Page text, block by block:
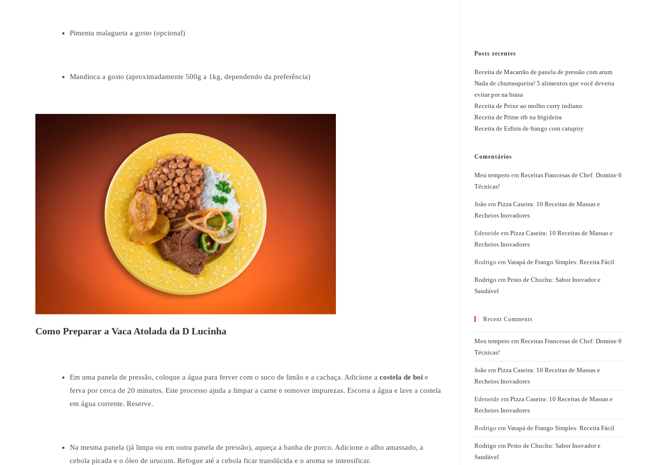
Pimenta malagueta a gosto (opcional)
Mandioca a gosto (aproximadamente 500g a 1kg, dependendo da preferência)
Como Preparar a Vaca Atolada da D Lucinha
Em uma panela de pressão, coloque a água para ferver com o suco de limão e a cachaça. Adicione a costela de boi e
ferva por cerca de 20 minutos. Este processo ajuda a limpar a carne e remover impurezas. Escorra a água e lave a costela
em água corrente. Reserve.
Na mesma panela (já limpa ou em outra panela de pressão), aqueça a banha de porco. Adicione o alho amassado, a
cebola picada e o óleo de urucum. Refogue até a cebola ficar translúcida e o aroma se intensificar.
Posts recentes
Receita de Macarrão de panela de pressão com atum
Nada de churrasqueira! 5 alimentos que você deveria
evitar por na brasa
Receita de Peixe ao molho curry indiano
Receita de Prime rib na frigideira
Receita de Esfirra de frango com catupiry
Comentários
Meu tempero em Receitas Francesas de Chef: Domine 6
Técnicas!
João em Pizza Caseira: 10 Receitas de Massas e
Recheios Inovadores
Edeneide em Pizza Caseira: 10 Receitas de Massas e
Recheios Inovadores
Rodrigo em Vatapá de Frango Simples: Receita Fácil
Rodrigo em Pesto de Chuchu: Sabor Inovador e
Saudável
Recent Comments
Meu tempero em Receitas Francesas de Chef: Domine 6
Técnicas!
João em Pizza Caseira: 10 Receitas de Massas e
Recheios Inovadores
Edeneide em Pizza Caseira: 10 Receitas de Massas e
Recheios Inovadores
Rodrigo em Vatapá de Frango Simples: Receita Fácil
Rodrigo em Pesto de Chuchu: Sabor Inovador e
Saudável